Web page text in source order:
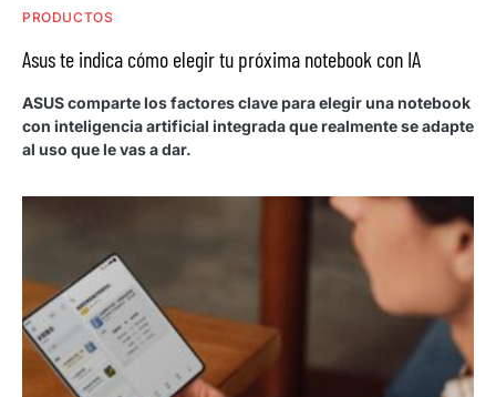
PRODUCTOS
Asus te indica cómo elegir tu próxima notebook con IA
ASUS comparte los factores clave para elegir una notebook
con inteligencia artificial integrada que realmente se adapte
al uso que le vas a dar.